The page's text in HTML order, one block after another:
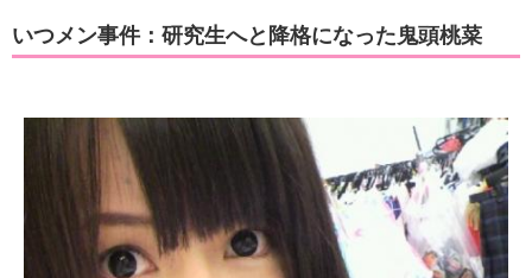
いつメン事件：研究生へと降格になった鬼頭桃菜